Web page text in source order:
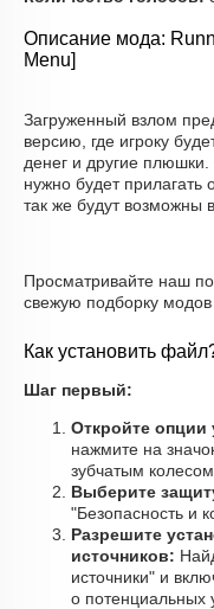
Описание мода:
Menu]
Загруженный взлом
версию, где игроку
денег и другие
нужно будет прилагать
так же будут возможны
Просматривайте наш
свежую подборку
Как установить
Шаг первый:
Откройте опции
нажмите на
зубчатым
Выберите
"Безопасность и
Разрешите
источников:
источники" и
о потенциальных